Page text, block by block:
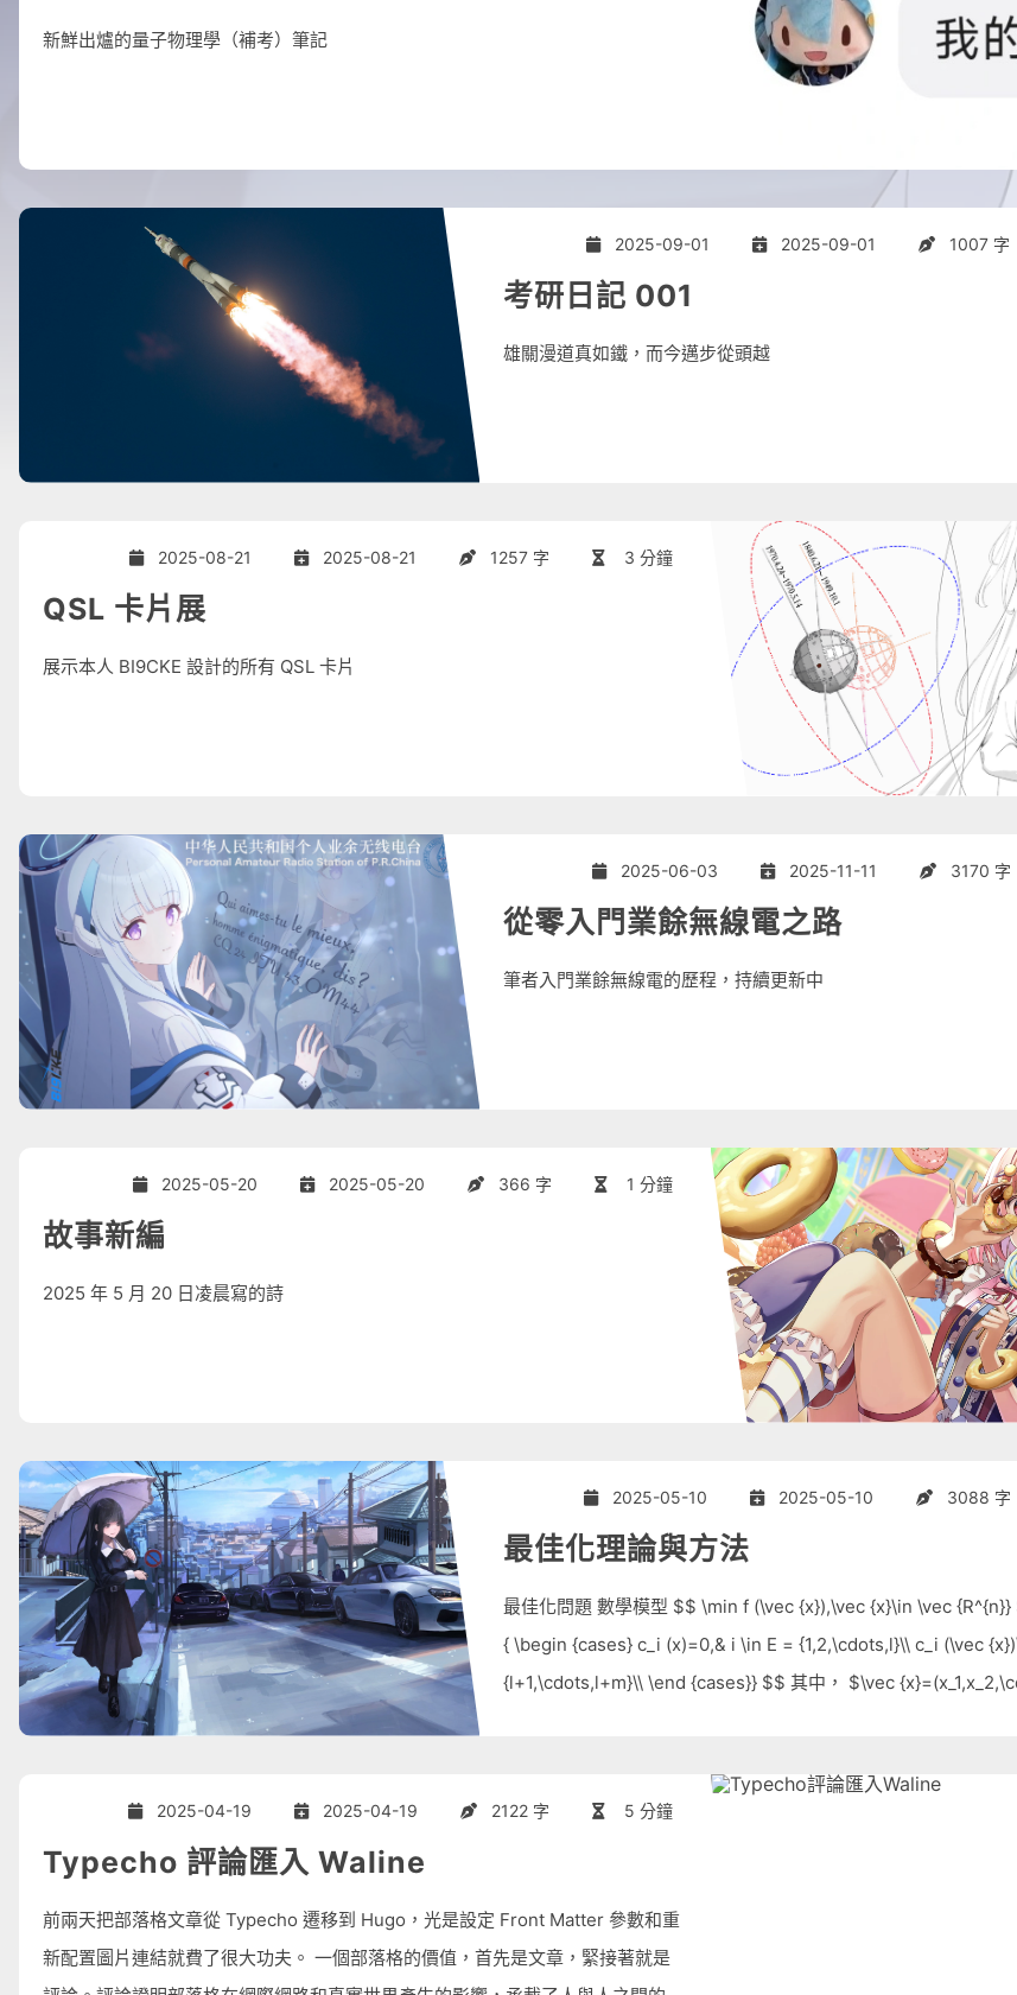
新鮮出爐的量子物理學（補考）筆記
2025-09-01 2025-09-01 1007 字
考研日記 001
雄關漫道真如鐵，而今邁步從頭越
2025-08-21 2025-08-21 1257 字 3 分鐘
QSL 卡片展
展示本人 BI9CKE 設計的所有 QSL 卡片
2025-06-03 2025-11-11 3170 字
從零入門業餘無線電之路
筆者入門業餘無線電的歷程，持續更新中
2025-05-20 2025-05-20 366 字 1 分鐘
故事新編
2025 年 5 月 20 日凌晨寫的詩
2025-05-10 2025-05-10 3088 字
最佳化理論與方法
最佳化問題 數學模型 $$ \min f (\vec {x}),\vec {x}\in \vec
{ \begin {cases} c_i (x)=0,& i \in E = {1,2,\cdots,l}\\ c_i (\vec
{l+1,\cdots,l+m}\\ \end {cases}} $$ 其中， $\vec
2025-04-19 2025-04-19 2122 字 5 分鐘
Typecho 評論匯入 Waline
前兩天把部落格文章從 Typecho 遷移到 Hugo，光是設定 Front Matter 參數和重
新配置圖片連結就費了很大功夫。 一個部落格的價值，首先是文章，緊接著就是